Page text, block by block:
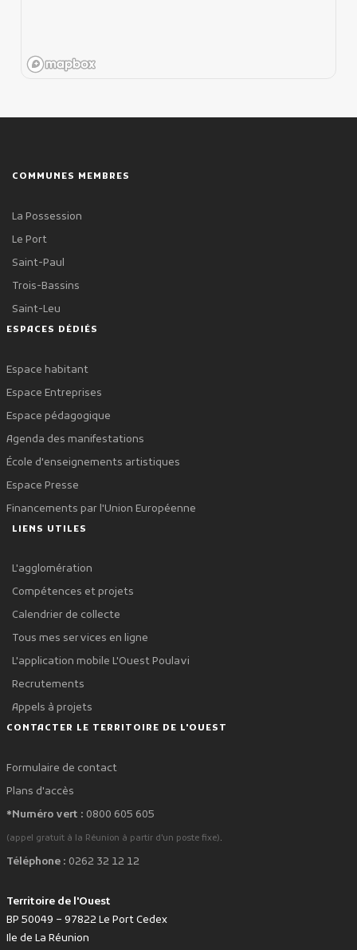
COMMUNES MEMBRES
La Possession
Le Port
Saint-Paul
Trois-Bassins
Saint-Leu
ESPACES DÉDIÉS
Espace habitant
Espace Entreprises
Espace pédagogique
Agenda des manifestations
École d'enseignements artistiques
Espace Presse
Financements par l'Union Européenne
LIENS UTILES
L'agglomération
Compétences et projets
Calendrier de collecte
Tous mes services en ligne
L'application mobile L'Ouest Poulavi
Recrutements
Appels à projets
CONTACTER LE TERRITOIRE DE L'OUEST
Formulaire de contact
Plans d'accès
*Numéro vert : 0800 605 605
(appel gratuit à la Réunion à partir d'un poste fixe).
Téléphone : 0262 32 12 12
Territoire de l'Ouest
BP 50049 – 97822 Le Port Cedex
Ile de La Réunion